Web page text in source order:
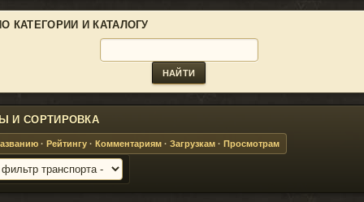
КАТЕГОРИИ И КАТАЛОГУ
И СОРТИРОВКА
· Рейтингу · Комментариям · Загрузкам · Просмотрам